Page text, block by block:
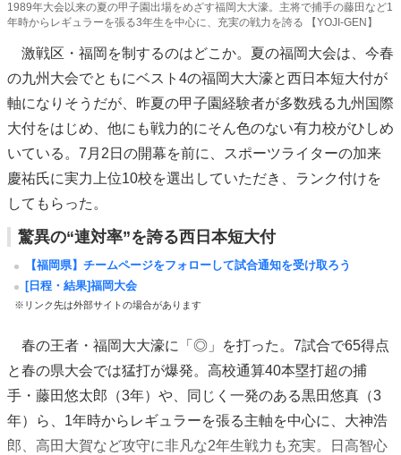
1989年大会以来の夏の甲子園出場をめざす福岡大大濠。主将で捕手の藤田など1
年時からレギュラーを張る3年生を中心に、充実の戦力を誇る 【YOJI-GEN】
激戦区・福岡を制するのはどこか。夏の福岡大会は、今春
の九州大会でともにベスト4の福岡大大濠と西日本短大付が
軸になりそうだが、昨夏の甲子園経験者が多数残る九州国際
大付をはじめ、他にも戦力的にそん色のない有力校がひしめ
いている。7月2日の開幕を前に、スポーツライターの加来
慶祐氏に実力上位10校を選出していただき、ランク付けを
してもらった。
驚異の“連対率”を誇る西日本短大付
【福岡県】チームページをフォローして試合通知を受け取ろう
[日程・結果]福岡大会
※リンク先は外部サイトの場合があります
春の王者・福岡大大濠に「◎」を打った。7試合で65得点
と春の県大会では猛打が爆発。高校通算40本塁打超の捕
手・藤田悠太郎（3年）や、同じく一発のある黒田悠真（3
年）ら、1年時からレギュラーを張る主軸を中心に、大神浩
郎、高田大賀など攻守に非凡な2年生戦力も充実。日高智心